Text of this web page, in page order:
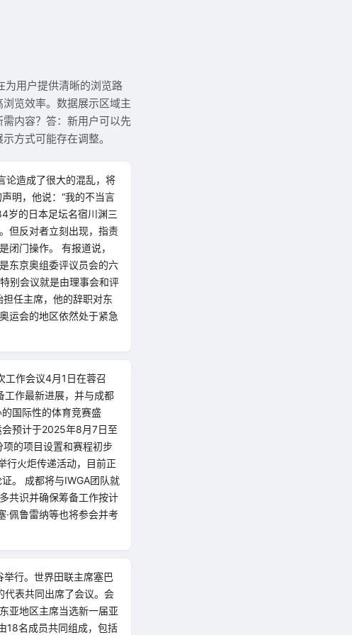
用户提供清晰的浏览路
览效率。数据展示区域主
内容？答：新用户可以先
方式可能存在调整。
论造成了很大的混乱，将
明，他说：“我的不当言
岁的日本足坛名宿川渊三
但反对者立刻出现，指责
闭门操作。 有报道说，
东京奥组委评议员会的六
别会议就是由理事会和评
任主席，他的辞职对东
运会的地区依然处于紧急
工作会议4月1日在蓉召
工作最新进展，并与成都
国际性的体育竞赛盛
预计于2025年8月7日至
的项目设置和赛程初步
行火炬传递活动，目前正
。 成都将与IWGA团队就
共识并确保筹备工作按计
佩鲁雷纳等也将参会并考
举行。世界田联主席塞巴
代表共同出席了会议。会
亚地区主席当选新一届亚
18名成员共同组成，包括